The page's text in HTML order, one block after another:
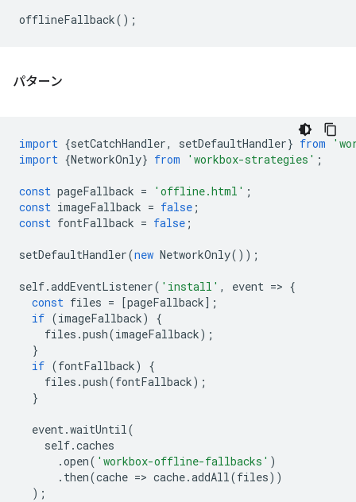
offlineFallback();
パターン
import {setCatchHandler, setDefaultHandler} from
import {NetworkOnly} from 'workbox-strategies' ;
const pageFallback = 'offline.html' ;
const imageFallback = false ;
const fontFallback = false ;
setDefaultHandler(new NetworkOnly());
self.addEventListener( 'install' , event => {
const files = [pageFallback];
if (imageFallback)
{
files .push(imageFallback);
}
if (fontFallback)
{
files .push(fontFallback);
}
event.waitUntil(
self.caches
.open( 'workbox-offline-fallbacks' )
. then(cache => cache.addAll(files))
);